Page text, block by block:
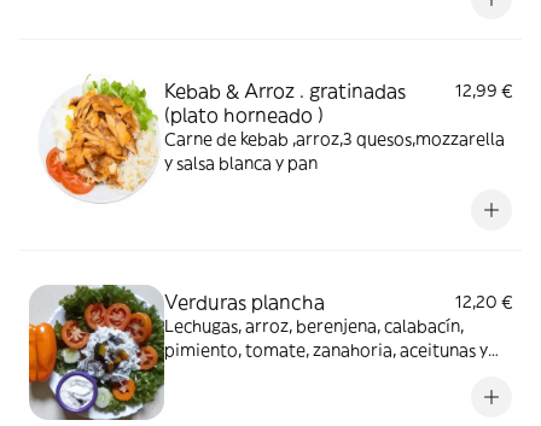
Kebab & Arroz . gratinadas
(plato horneado )
12,99 €
Carne de kebab ,arroz,3 quesos,mozzarella
y salsa blanca y pan
Verduras plancha
12,20 €
Lechugas, arroz, berenjena, calabacín,
pimiento, tomate, zanahoria, aceitunas y